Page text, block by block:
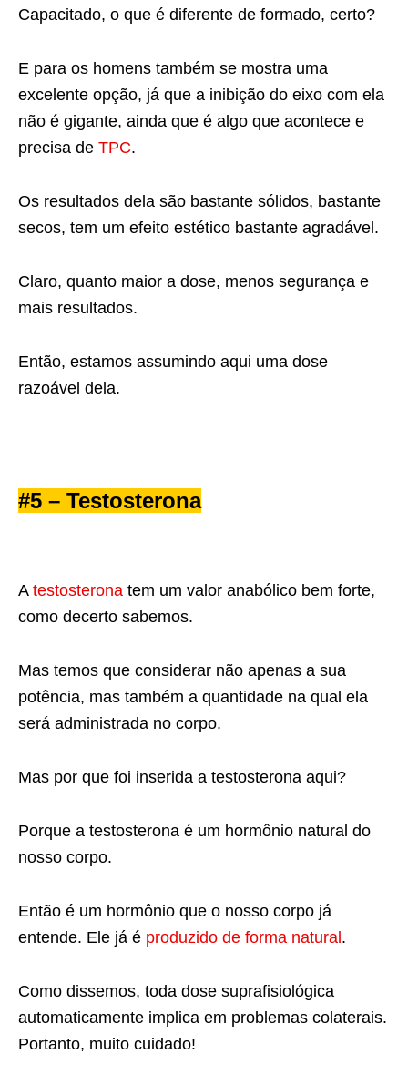
Capacitado, o que é diferente de formado, certo?
E para os homens também se mostra uma
excelente opção, já que a inibição do eixo com ela
não é gigante, ainda que é algo que acontece e
precisa de TPC.
Os resultados dela são bastante sólidos, bastante
secos, tem um efeito estético bastante agradável.
Claro, quanto maior a dose, menos segurança e
mais resultados.
Então, estamos assumindo aqui uma dose
razoável dela.
#5 – Testosterona
A testosterona tem um valor anabólico bem forte,
como decerto sabemos.
Mas temos que considerar não apenas a sua
potência, mas também a quantidade na qual ela
será administrada no corpo.
Mas por que foi inserida a testosterona aqui?
Porque a testosterona é um hormônio natural do
nosso corpo.
Então é um hormônio que o nosso corpo já
entende. Ele já é produzido de forma natural.
Como dissemos, toda dose suprafisiológica
automaticamente implica em problemas colaterais.
Portanto, muito cuidado!